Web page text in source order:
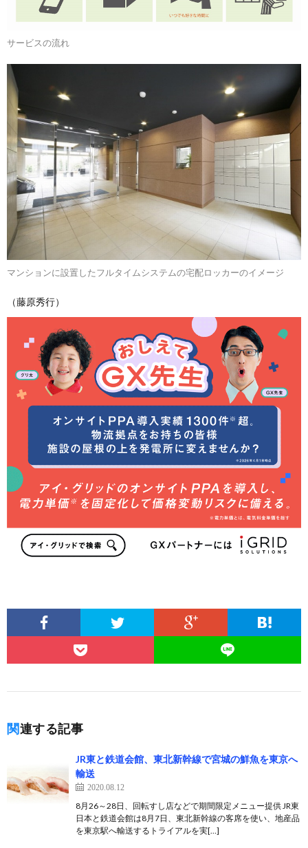
サービスの流れ
マンションに設置したフルタイムシステムの宅配ロッカーのイメージ
（藤原秀行）
関連する記事
JR東と鉄道会館、東北新幹線で宮城の鮮魚を東京へ
輸送
2020.08.12
8月26～28日、回転すし店などで期間限定メニュー提供 JR東
日本と鉄道会館は8月7日、東北新幹線の客席を使い、地産品
を東京駅へ輸送するトライアルを実[…]